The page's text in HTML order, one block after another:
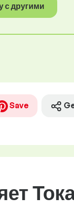
с другими
Save